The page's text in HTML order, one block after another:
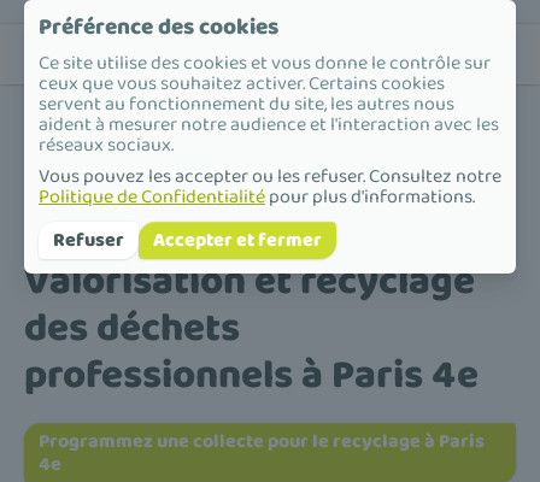
Accueil /Valorisation et recyclage des déchets professionnels /
Île-de-France / Paris /Paris 4e
Valorisation et recyclage
des déchets
professionnels à Paris 4e
Programmez une collecte pour le recyclage à Paris
4e
Préférence des cookies
Ce site utilise des cookies et vous donne le contrôle sur
ceux que vous souhaitez activer. Certains cookies
servent au fonctionnement du site, les autres nous
aident à mesurer notre audience et l'interaction avec les
réseaux sociaux.
Vous pouvez les accepter ou les refuser. Consultez notre
Politique de Confidentialitépour plus d'informations.
Refuser
Accepter et fermer